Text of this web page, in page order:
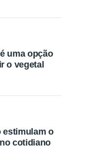
uma opção
o vegetal
estimulam o
cotidiano